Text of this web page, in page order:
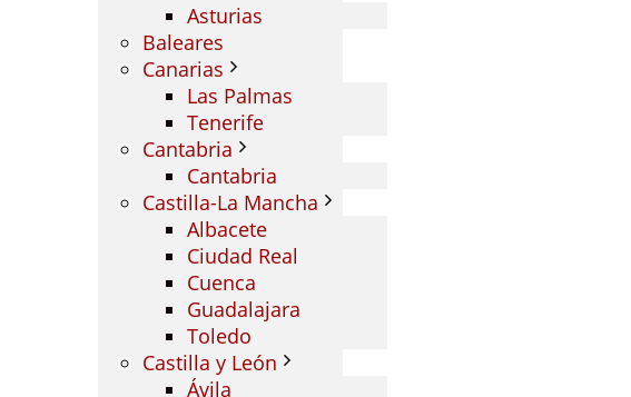
Asturias
Baleares
Canarias
Las Palmas
Tenerife
Cantabria
Cantabria
Castilla-La Mancha
Albacete
Ciudad Real
Cuenca
Guadalajara
Toledo
Castilla y León
Ávila